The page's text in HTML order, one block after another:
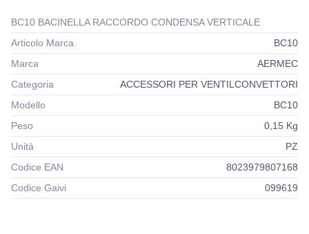
BC10 BACINELLA RACCORDO CONDENSA VERTICALE
Articolo Marca
BC10
Marca
AERMEC
Categoria
ACCESSORI PER VENTILCONVETTORI
Modello
BC10
Peso
0,15 Kg
Unità
PZ
Codice EAN
8023979807168
Codice Gaivi
099619